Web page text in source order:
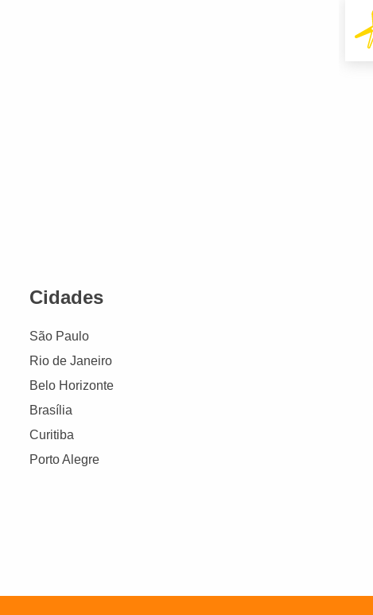
Cidades
São Paulo
Rio de Janeiro
Belo Horizonte
Brasília
Curitiba
Porto Alegre